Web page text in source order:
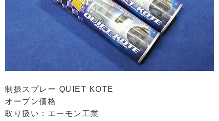
制振スプレー QUIET KOTE
オープン価格
取り扱い：エーモン工業